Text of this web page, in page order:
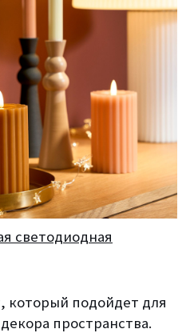
светодиодная
который подойдет для
пространства.